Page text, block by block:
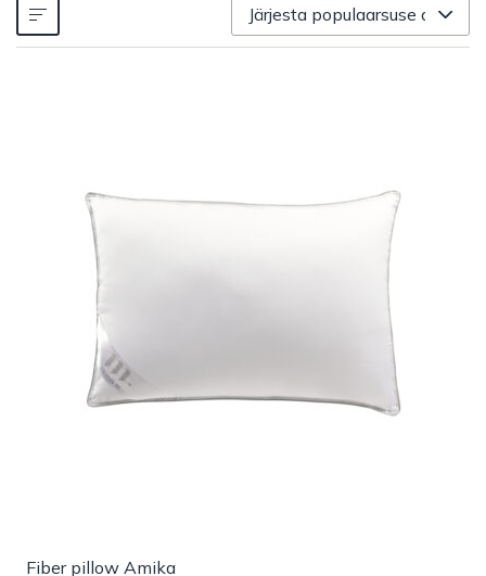
Fiber pillow Amika